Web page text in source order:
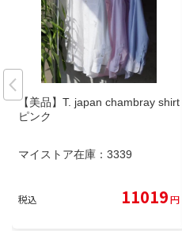
【美品】T. japan chambray shirt
ピンク
マイストア在庫： 3339
税込 11019円